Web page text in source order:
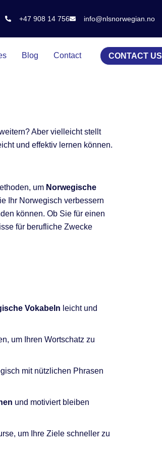
+47 908 14 756 info@nlsnorwegian.no
Blog Contact CONTACT US
Aber vielleicht stellt
und effektiv lernen können.
um Norwegische
Ihr Norwegisch verbessern
können. Ob Sie für einen
für berufliche Zwecke
Vokabeln leicht und
um Ihren Wortschatz zu
mit nützlichen Phrasen
und motiviert bleiben
um Ihre Ziele schneller zu